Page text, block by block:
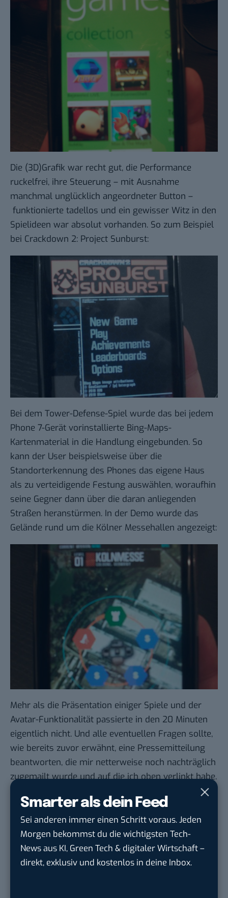
Smarter als dein Feed
Sei anderen immer einen Schritt voraus. Jeden
Morgen bekommst du die wichtigsten Tech-
News aus KI, Green Tech & digitaler Wirtschaft –
direkt, exklusiv und kostenlos in deine Inbox.
Die (3D)Grafik war recht gut, die Performance
ruckelfrei, ihre Steuerung – mit Ausnahme
manchmal unglücklich angeordneter Button –
funktionierte tadellos und ein gewisser Witz in den
Spielideen war absolut vorhanden. So zum Beispiel
bei Crackdown 2: Project Sunburst:
Bei dem Tower-Defense-Spiel wurde das bei jedem
Phone 7-Gerät vorinstallierte Bing-Maps-
Kartenmaterial in die Handlung eingebunden. So
kann der User beispielsweise über die
Standorterkennung des Phones das eigene Haus
als zu verteidigende Festung auswählen, woraufhin
seine Gegner dann über die daran anliegenden
Straßen heranstürmen. In der Demo wurde das
Gelände rund um die Kölner Messehallen angezeigt:
Mehr als die Präsentation einiger Spiele und der
Avatar-Funktionalität passierte in den 20 Minuten
eigentlich nicht. Und alle eventuellen Fragen sollte,
wie bereits zuvor erwähnt, eine Pressemitteilung
beantworten, die mir netterweise noch nachträglich
zugemailt wurde und auf die ich oben verlinkt habe.
schwiegen sich die drei Microsoftler aus.
Irgendwann zur Ferienzeit, hieß es nur schwammig.
Zum Schluss noch eine sehr subjektiv gefärbte
Anmerkung: Wie wir im März dieses Jahres
berichtet hatten, besteht Microsoft bei